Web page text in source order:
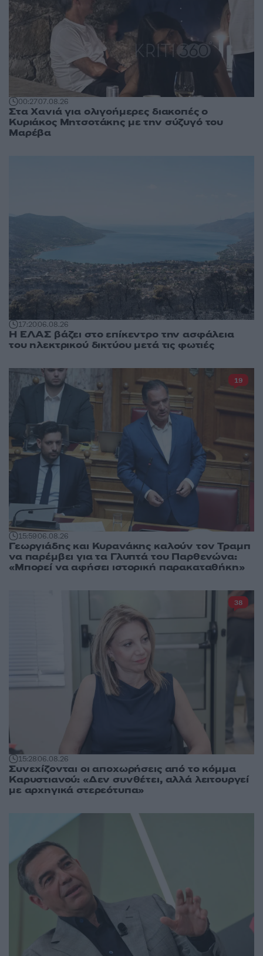
00:2707.08.26
Στα Χανιά για ολιγοήμερες διακοπές ο
Κυριάκος Μητσοτάκης με την σύζυγό του
Μαρέβα
17:2006.08.26
Η ΕΛΑΣ βάζει στο επίκεντρο την ασφάλεια
του ηλεκτρικού δικτύου μετά τις φωτιές
15:5906.08.26
Γεωργιάδης και Κυρανάκης καλούν τον Τραμπ
να παρέμβει για τα Γλυπτά του Παρθενώνα:
«Μπορεί να αφήσει ιστορική παρακαταθήκη»
19
15:2806.08.26
Συνεχίζονται οι αποχωρήσεις από το κόμμα
Καρυστιανού: «Δεν συνθέτει, αλλά λειτουργεί
με αρχηγικά στερεότυπα»
38